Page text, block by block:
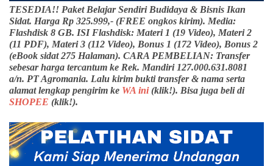
TESEDIA!! Paket Belajar Sendiri Budidaya & Bisnis Ikan
Sidat. Harga Rp 325.999,- (FREE ongkos kirim). Media:
Flashdisk 8 GB. ISI Flashdisk: Materi 1 (19 Video), Materi 2
(11 PDF), Materi 3 (112 Video), Bonus 1 (172 Video), Bonus 2
(eBook sidat 275 Halaman). CARA PEMBELIAN: Transfer
sebesar harga tercantum ke Rek. Mandiri 127.000.631.8081
a/n. PT Agromania. Lalu kirim bukti transfer & nama serta
alamat lengkap pengirim ke WA ini(klik!). Bisa juga beli di
SHOPEE (klik!).